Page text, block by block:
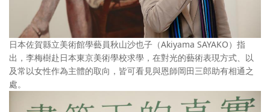
日本佐賀縣立美術館學藝員秋山沙也子（Akiyama SAYAKO）指
出，李梅樹赴日本東京美術學校求學，在對光的藝術表現方式、以
及常以女性作為主體的取向，皆可看見與恩師岡田三郎助有相通之
處。